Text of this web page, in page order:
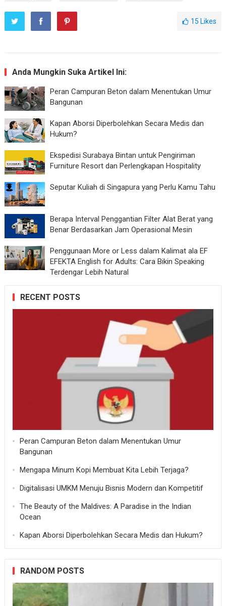
15 Likes
Anda Mungkin Suka Artikel Ini:
Peran Campuran Beton dalam Menentukan Umur
Bangunan
Kapan Aborsi Diperbolehkan Secara Medis dan
Hukum?
Ekspedisi Surabaya Bintan untuk Pengiriman
Furniture Resort dan Perlengkapan Hospitality
Seputar Kuliah di Singapura yang Perlu Kamu Tahu
Berapa Interval Penggantian Filter Alat Berat yang
Benar Berdasarkan Jam Operasional Mesin
Penggunaan More or Less dalam Kalimat ala EF
EFEKTA English for Adults: Cara Bikin Speaking
Terdengar Lebih Natural
RECENT POSTS
Peran Campuran Beton dalam Menentukan Umur
Bangunan
Mengapa Minum Kopi Membuat Kita Lebih Terjaga?
Digitalisasi UMKM Menuju Bisnis Modern dan Kompetitif
The Beauty of the Maldives: A Paradise in the Indian
Ocean
Kapan Aborsi Diperbolehkan Secara Medis dan Hukum?
RANDOM POSTS